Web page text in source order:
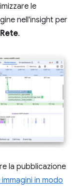
le
nell'insight per
Rete.
la pubblicazione
in modo